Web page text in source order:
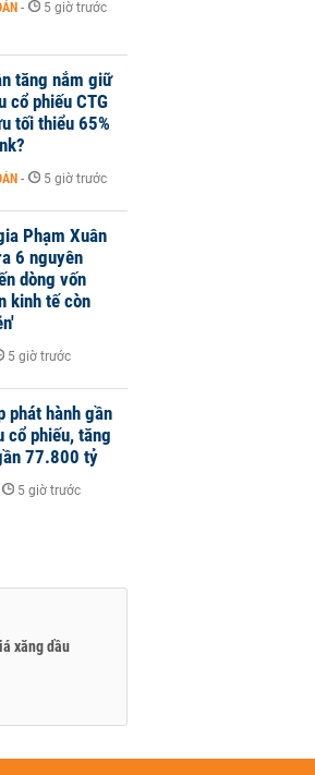
- 5 giờ trước
tăng nắm giữ
cổ phiếu CTG
tối thiểu 65%
- 5 giờ trước
Phạm Xuân
6 nguyên
dòng vốn
kinh tế còn
5 giờ trước
phát hành gần
cổ phiếu, tăng
77.800 tỷ
5 giờ trước
xăng dầu